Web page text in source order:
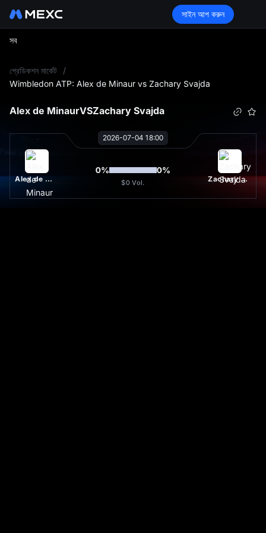
সাইন আপ করুন
সব
প্রেডিকশন মার্কেট
/
Wimbledon ATP: Alex de Minaur vs Zachary Svajda
Alex de MinaurVSZachary Svajda
2026-07-04 18:00
Alex de Minaur
0% 0%
$0 Vol. Zachary Svajda